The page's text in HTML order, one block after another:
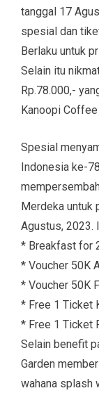
tanggal 17
spesial dan
Berlaku untuk
Selain itu
Rp.78.000,-
Kanoopi
Spesial
Indonesia ke-
Merdeka untuk
Agustus, 2023.
* Breakfast for
* Voucher 50K
* Voucher 50K
* Free 1 Ticket
* Free 1 Ticket
Selain benefit
Garden
wahana splash